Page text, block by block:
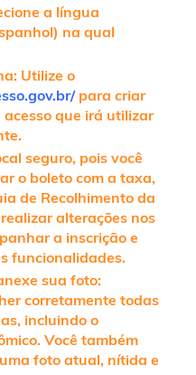
a língua
na qual
: Utilize o
para criar
que irá utilizar
seguro, pois você
o boleto com a taxa,
de Recolhimento da
alterações nos
a inscrição e
funcionalidades.
sua foto:
corretamente todas
incluindo o
Você também
foto atual, nítida e